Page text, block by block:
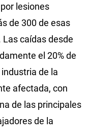
lesiones
de 300 de esas
caídas desde
el 20% de
de la
afectada, con
de las principales
de la